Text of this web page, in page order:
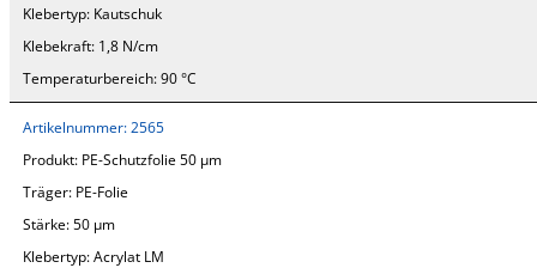
Klebertyp: Kautschuk
Klebekraft: 1,8 N/cm
Temperaturbereich:90 °C
Artikelnummer: 2565
Produkt: PE-Schutzfolie 50 µm
Träger: PE-Folie
Stärke: 50 µm
Klebertyp:Acrylat LM